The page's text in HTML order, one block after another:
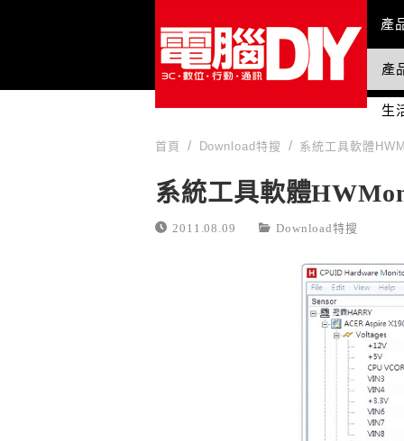
產
國
產
生
首頁 Download特搜 系統工具軟體
系統工具軟體
2011.08.09 Download特搜